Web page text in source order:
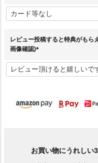
必
須
レビュー投稿すると特典がも
画像確認)
必
須
お買い物にうれしい